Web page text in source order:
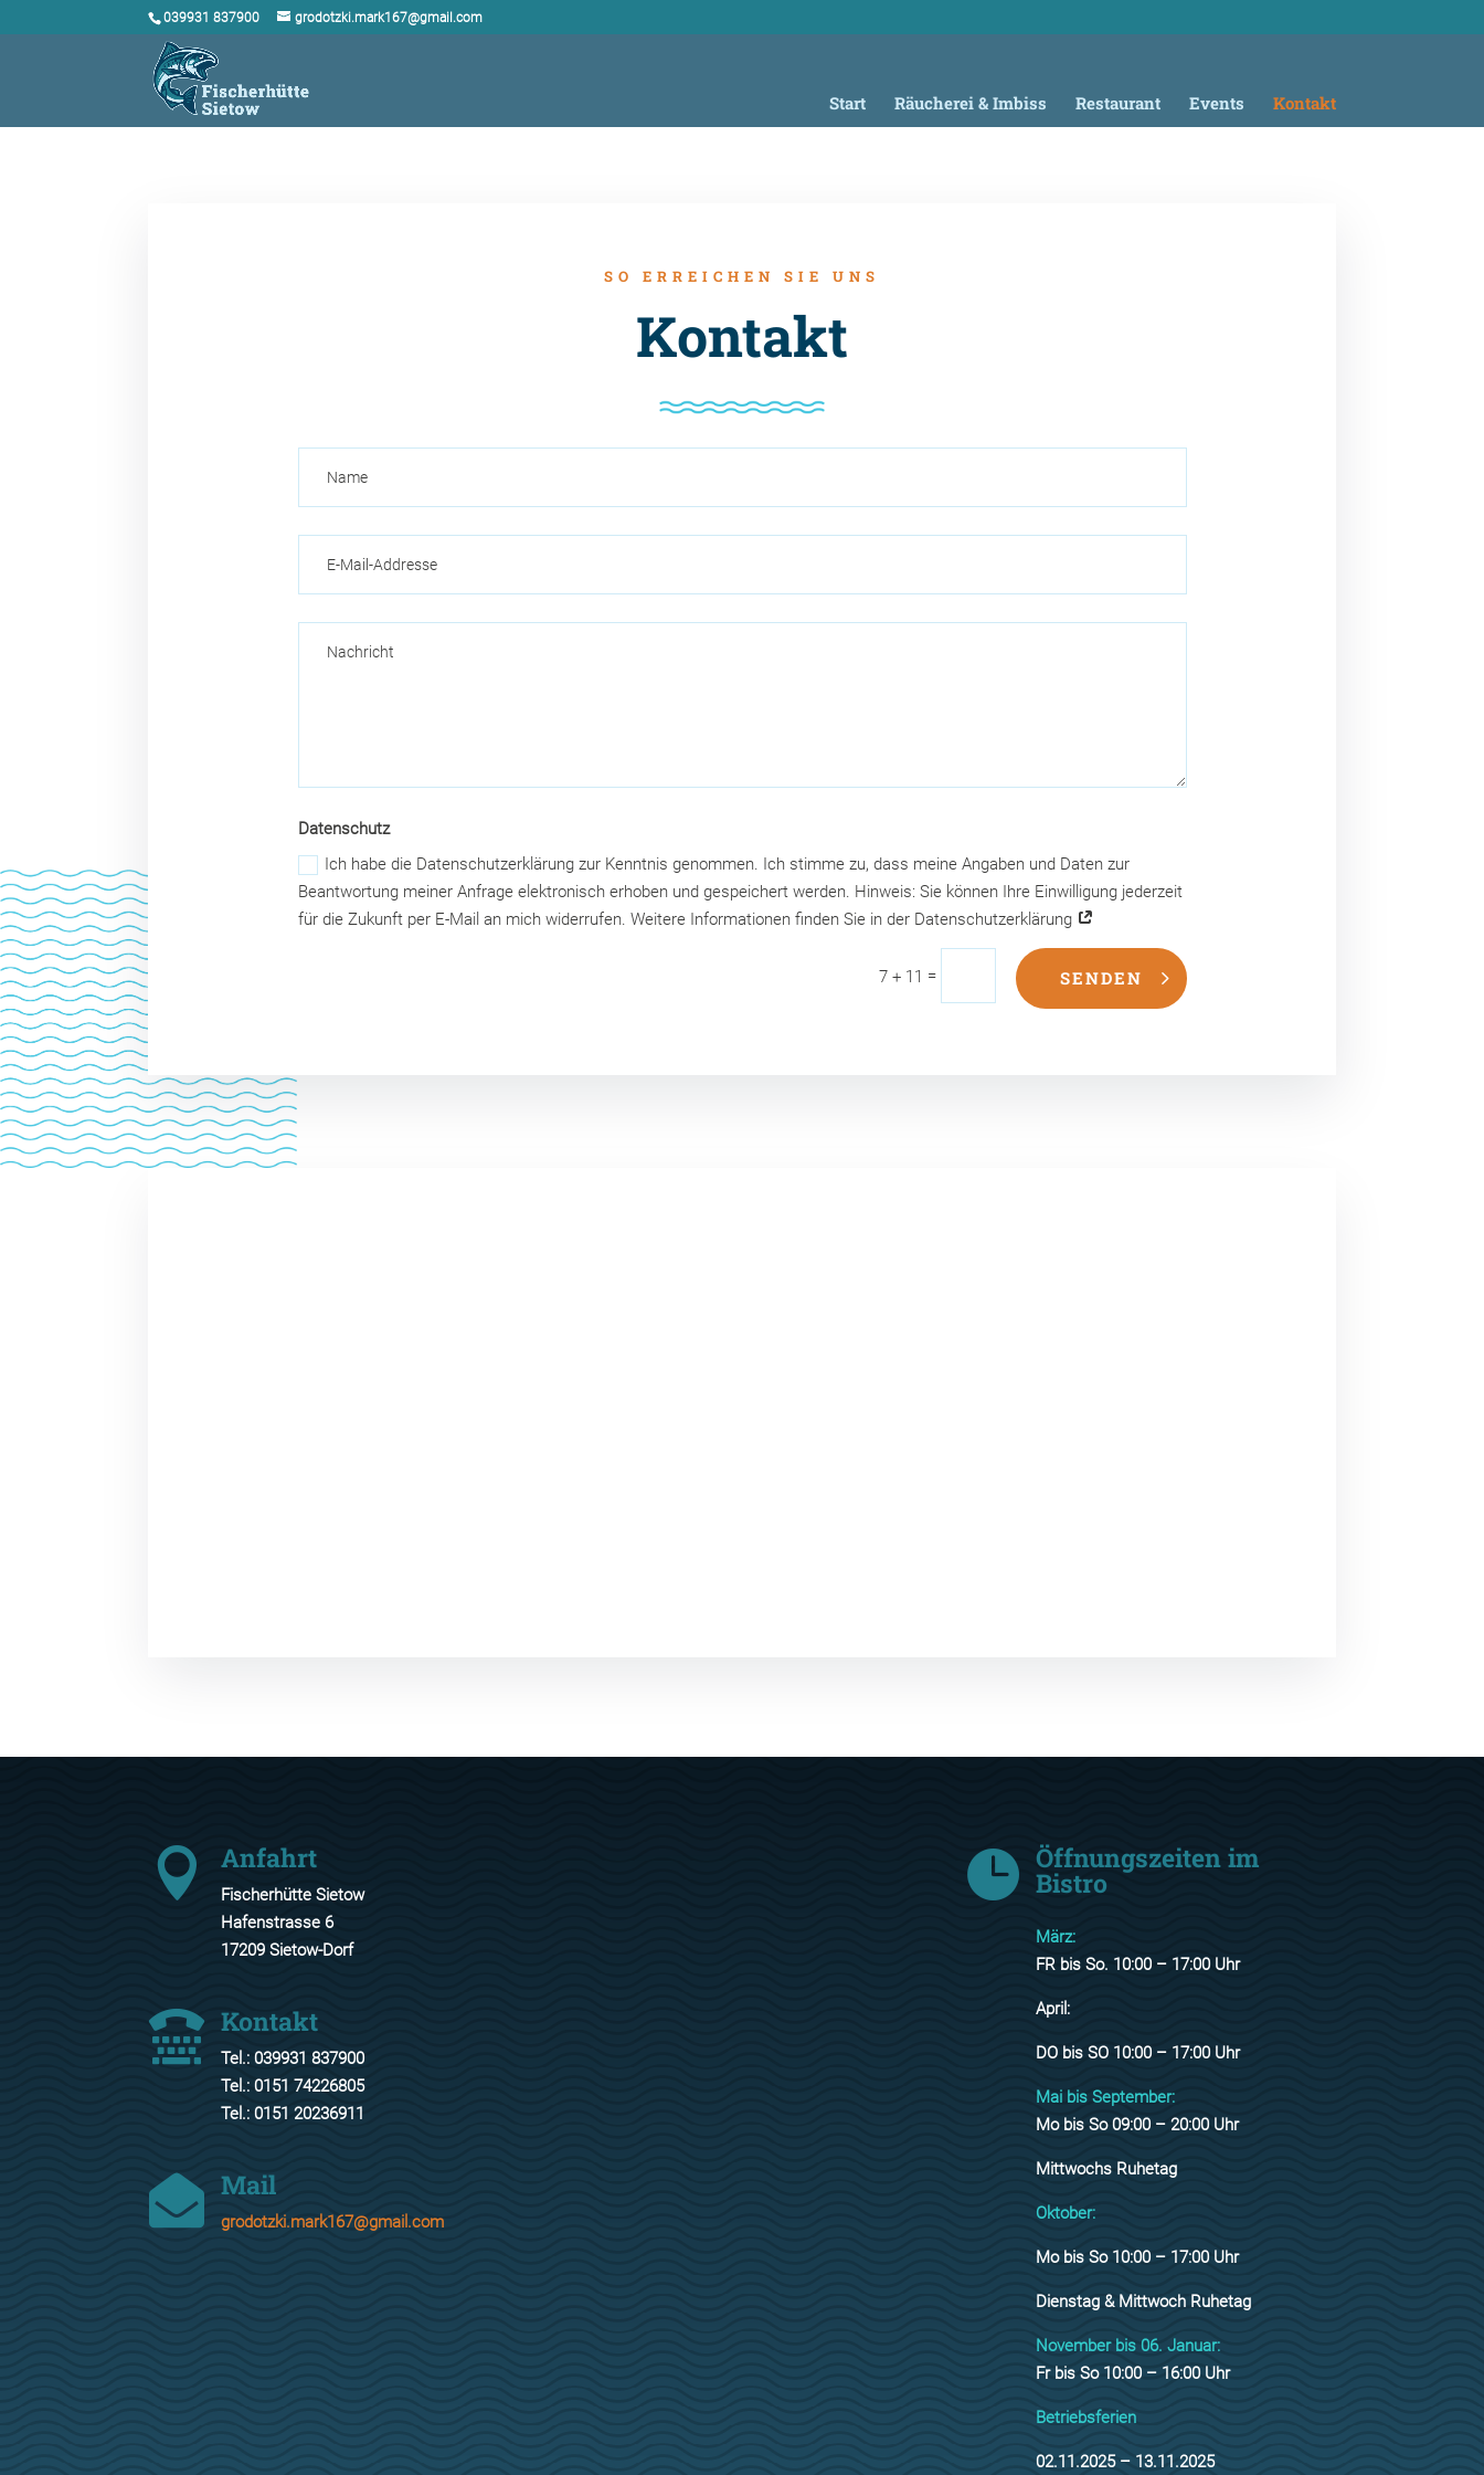
039931 837900 grodotzki.mark167@gmail.com
Start Räucherei & Imbiss Restaurant Events Kontakt
SO ERREICHEN SIE UNS
Kontakt
Datenschutz
Ich habe die Datenschutzerklärung zur Kenntnis genommen. Ich stimme zu, dass meine Angaben und Daten zur
Beantwortung meiner Anfrage elektronisch erhoben und gespeichert werden. Hinweis: Sie können Ihre Einwilligung jederzeit
für die Zukunft per E-Mail an mich widerrufen. Weitere Informationen finden Sie in der Datenschutzerklärung
7 + 11 = SENDEN
 Anfahrt
Fischerhütte Sietow
Hafenstrasse 6
17209 Sietow-Dorf
 Kontakt
Tel.: 039931 837900
Tel.: 0151 74226805
Tel.: 0151 20236911
 Mail
grodotzki.mark167@gmail.com
 Öffnungszeiten im
Bistro
März:
FR bis So. 10:00 – 17:00 Uhr
April:
DO bis SO 10:00 – 17:00 Uhr
Mai bis September:
Mo bis So 09:00 – 20:00 Uhr
Mittwochs Ruhetag
Oktober:
Mo bis So 10:00 – 17:00 Uhr
Dienstag & Mittwoch Ruhetag
November bis 06. Januar:
Fr bis So 10:00 – 16:00 Uhr
Betriebsferien
02.11.2025 – 13.11.2025